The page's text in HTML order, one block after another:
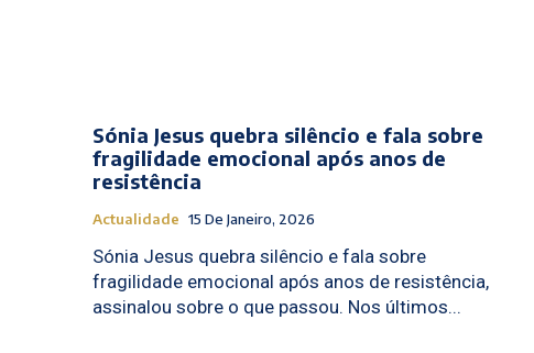
Sónia Jesus quebra silêncio e fala sobre
fragilidade emocional após anos de
resistência
Actualidade 15 De Janeiro, 2026
Sónia Jesus quebra silêncio e fala sobre
fragilidade emocional após anos de resistência,
assinalou sobre o que passou. Nos últimos...